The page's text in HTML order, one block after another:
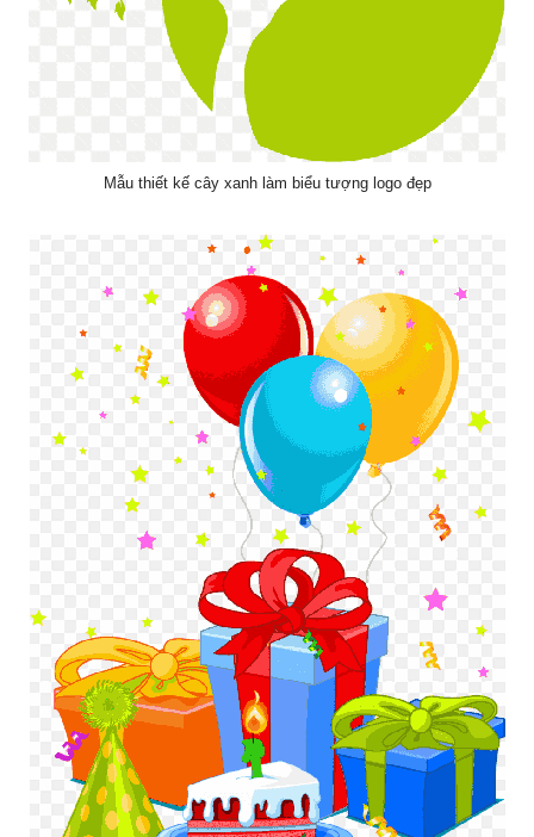
Mẫu thiết kế cây xanh làm biểu tượng logo đẹp